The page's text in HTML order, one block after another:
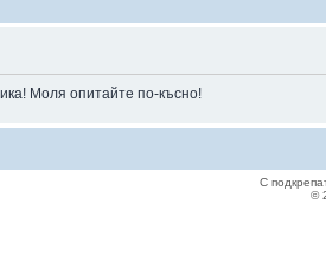
Моля опитайте по-късно!
С
©